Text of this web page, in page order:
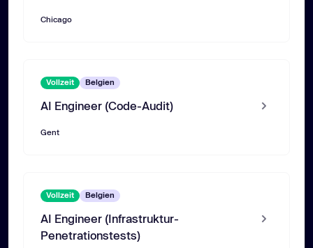
Chicago
Vollzeit Belgien
AI Engineer (Code-Audit)
Gent
Vollzeit Belgien
AI Engineer (Infrastruktur-
Penetrationstests)